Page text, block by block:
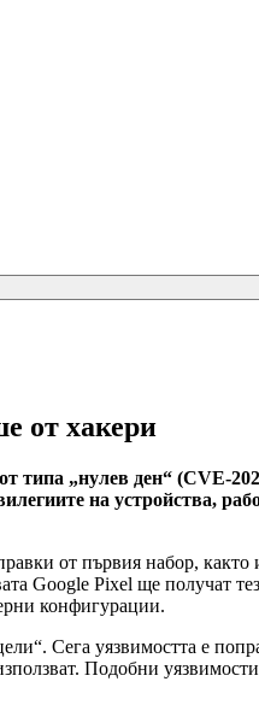
от хакери
типа „нулев ден“ (CVE-
на устройства,
от първия набор, както
Google Pixel ще получат
конфигурации.
Сега уязвимостта е
Подобни